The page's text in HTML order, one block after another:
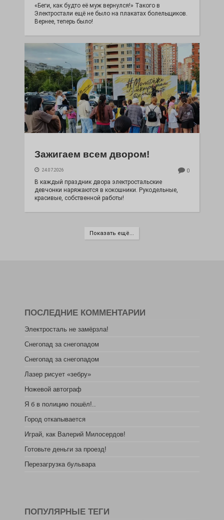
«Беги, как будто её муж вернулся!» Такого в
Электростали ещё не было на плакатах болельщиков.
Вернее, теперь было!
Зажигаем всем двором!
24.07.2026 0
В каждый праздник двора электростальские
девчонки наряжаются в кокошники. Рукодельные,
красивые, собственной работы!
Показать ещё...
ПОСЛЕДНИЕ КОММЕНТАРИИ
Электросталь не замёрзла!
Снегопад за снегопадом
Снегопад за снегопадом
Лазер рисует «зебру»
Ножевой автограф
Я б в полицию пошёл!..
Город откапывается
Играй, как Валерий Милосердов!
Готовьте деньги за проезд!
Перезагрузка бульвара
ПОПУЛЯРНЫЕ ТЕГИ